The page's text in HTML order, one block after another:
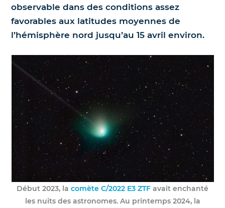
Science et exploration spatiale
Nos jumelles pour l'astronomie
observable dans des conditions assez
favorables aux latitudes moyennes de
l’hémisphère nord jusqu’au 15 avril environ.
Début 2023, la comète C/2022 E3 ZTF avait enchanté
les nuits des astronomes. Au printemps 2024, la